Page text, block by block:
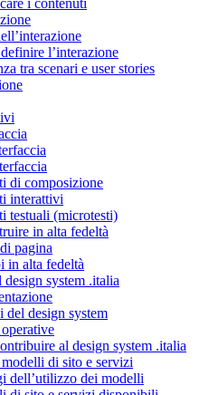
l’interazione
tra scenari e user stories
di composizione
interattivi
testuali (microtesti)
in alta fedeltà
pagina
in alta fedeltà
system .italia
del design system
al design system .italia
di sito e servizi
dell’utilizzo dei modelli